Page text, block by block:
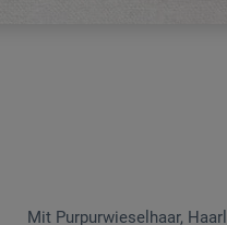
Mit Purpurwieselhaar,